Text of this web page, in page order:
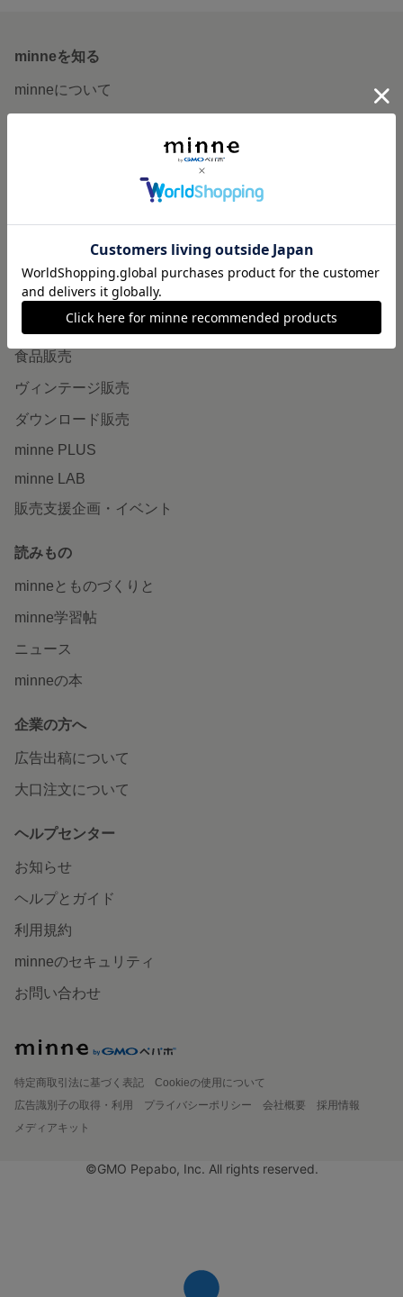
minneを知る
minneについて
作品販売について
minneで売りたい
食品販売
ヴィンテージ販売
ダウンロード販売
minne PLUS
minne LAB
販売支援企画・イベント
読みもの
minneとものづくりと
minne学習帖
ニュース
minneの本
企業の方へ
広告出稿について
大口注文について
ヘルプセンター
お知らせ
ヘルプとガイド
利用規約
minneのセキュリティ
お問い合わせ
特定商取引法に基づく表記
Cookieの使用について
広告識別子の取得・利用
プライバシーポリシー 会社概要
採用情報
メディアキット
©GMO Pepabo, Inc. All rights reserved.